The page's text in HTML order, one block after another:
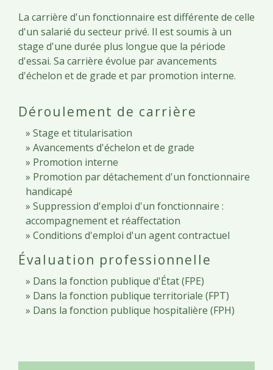
La carrière d'un fonctionnaire est différente de celle
d'un salarié du secteur privé. Il est soumis à un
stage d'une durée plus longue que la période
d'essai. Sa carrière évolue par avancements
d'échelon et de grade et par promotion interne.
Déroulement de carrière
Stage et titularisation
Avancements d'échelon et de grade
Promotion interne
Promotion par détachement d'un fonctionnaire
handicapé
Suppression d'emploi d'un fonctionnaire :
accompagnement et réaffectation
Conditions d'emploi d'un agent contractuel
Évaluation professionnelle
Dans la fonction publique d'État (FPE)
Dans la fonction publique territoriale (FPT)
Dans la fonction publique hospitalière (FPH)